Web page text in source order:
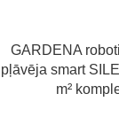
GARDENA
pļāvēja smart
m²